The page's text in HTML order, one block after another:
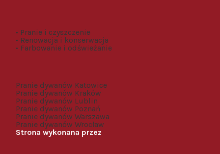
• Pranie i czyszczenie
• Renowacja i konserwacja
• Farbowanie i odświeżanie
Pranie dywanów Katowice
Pranie dywanów Kraków
Pranie dywanów Lublin
Pranie dywanów Poznań
Pranie dywanów Warszawa
Pranie dywanów Wrocław
Strona wykonana przez